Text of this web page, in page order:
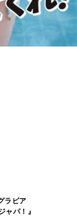
ラビア
ャパ！』